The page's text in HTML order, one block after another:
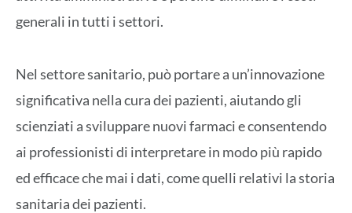
generali in tutti i settori.
Nel settore sanitario, può portare a un’innovazione
significativa nella cura dei pazienti, aiutando gli
scienziati a sviluppare nuovi farmaci e consentendo
ai professionisti di interpretare in modo più rapido
ed efficace che mai i dati, come quelli relativi la storia
sanitaria dei pazienti.